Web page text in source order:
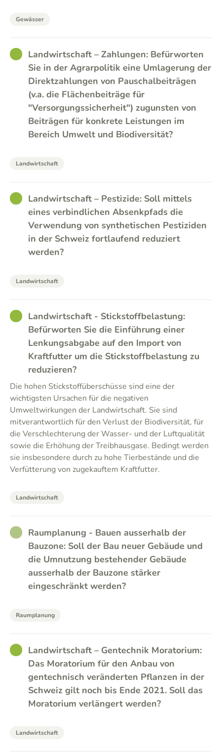
Gewässer
GOODLandwirtschaft – Zahlungen: Befürworten
Sie in der Agrarpolitik eine Umlagerung der
Direktzahlungen von Pauschalbeiträgen
(v.a. die Flächenbeiträge für
"Versorgungssicherheit") zugunsten von
Beiträgen für konkrete Leistungen im
Bereich Umwelt und Biodiversität?
Landwirtschaft
GOODLandwirtschaft – Pestizide: Soll mittels
eines verbindlichen Absenkpfads die
Verwendung von synthetischen Pestiziden
in der Schweiz fortlaufend reduziert
werden?
Landwirtschaft
GOODLandwirtschaft - Stickstoffbelastung:
Befürworten Sie die Einführung einer
Lenkungsabgabe auf den Import von
Kraftfutter um die Stickstoffbelastung zu
reduzieren?
Die hohen Stickstoffüberschüsse sind eine der
wichtigsten Ursachen für die negativen
Umweltwirkungen der Landwirtschaft. Sie sind
mitverantwortlich für den Verlust der Biodiversität, für
die Verschlechterung der Wasser- und der Luftqualität
sowie die Erhöhung der Treibhausgase. Bedingt werden
sie insbesondere durch zu hohe Tierbestände und die
Verfütterung von zugekauftem Kraftfutter.
Landwirtschaft
RATHER_GOOD
Raumplanung - Bauen ausserhalb der
Bauzone: Soll der Bau neuer Gebäude und
die Umnutzung bestehender Gebäude
ausserhalb der Bauzone stärker
eingeschränkt werden?
Raumplanung
GOODLandwirtschaft – Gentechnik Moratorium:
Das Moratorium für den Anbau von
gentechnisch veränderten Pflanzen in der
Schweiz gilt noch bis Ende 2021. Soll das
Moratorium verlängert werden?
Landwirtschaft